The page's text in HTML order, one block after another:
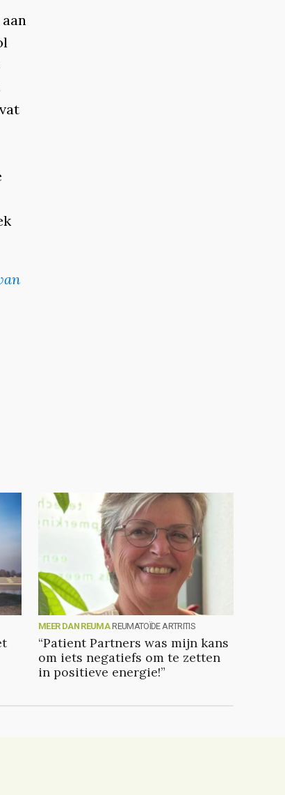
MEER DAN REUMA REUMATOÏDE ARTRITIS
“Patient Partners was mijn kans
om iets negatiefs om te zetten
in positieve energie!”